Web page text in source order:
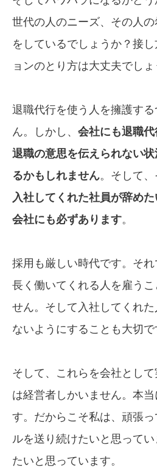
世代の人のニーズ、その人
をしているでしょうか？接
ョンのとり方は大丈夫でしょ
退職代行を使う人を擁護す
ん。しかし、 会社にも退職代
退職の意思を伝えられない
るかもしれません。そして
入社してくれた社員が辞め
会社にも必ずあります。
採用も厳しい時代です。それ
長く働いてくれる人を雇う
せん。そして入社してくれ
ないようにすることも大切で
そして、これらを会社とし
は経営者しかいません。本
す。だからこそ私は、頑張
ルを送り続けたいと思って
たいと思っています。